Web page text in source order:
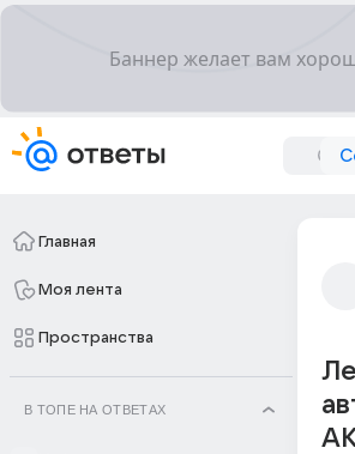
Главная
Моя лента
Пространства
В ТОПЕ НА ОТВЕТАХ